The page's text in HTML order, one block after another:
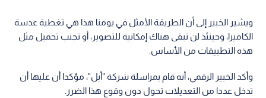
ويشير الخبير إلى أن الطريقة الأمثل في يومنا هذا هي تغطية عدسة
الكاميرا، وحينئذ لن تبقى هناك إمكانية للتصوير، أو تجنب تحميل مثل
هذه التطبيقات من الأساس.
وأكد الخبير الرقمي، أنه قام بمراسلة شركة "أبل"، مؤكدا أن عليها أن
تدخل عددا من التعديلات تحول دون وقوع هذا الضرر.